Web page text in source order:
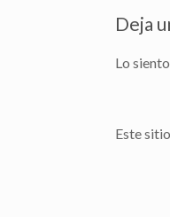
Deja
Lo
Este